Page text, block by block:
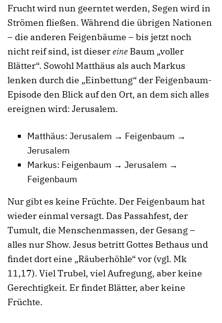
Frucht wird nun geerntet werden, Segen wird in
Strömen fließen. Während die übrigen Nationen
– die anderen Feigenbäume – bis jetzt noch
nicht reif sind, ist diesereine Baum „voller
Blätter“. Sowohl Matthäus als auch Markus
lenken durch die „Einbettung“ der Feigenbaum-
Episode den Blick auf den Ort, an dem sich alles
ereignen wird: Jerusalem.
Matthäus: Jerusalem → Feigenbaum →
Jerusalem
Markus: Feigenbaum → Jerusalem →
Feigenbaum
Nur gibt es keine Früchte. Der Feigenbaum hat
wieder einmal versagt. Das Passahfest, der
Tumult, die Menschenmassen, der Gesang –
alles nur Show. Jesus betritt Gottes Bethaus und
findet dort eine „Räuberhöhle“ vor (vgl. Mk
11,17). Viel Trubel, viel Aufregung, aber keine
Gerechtigkeit. Er findet Blätter, aber keine
Früchte.